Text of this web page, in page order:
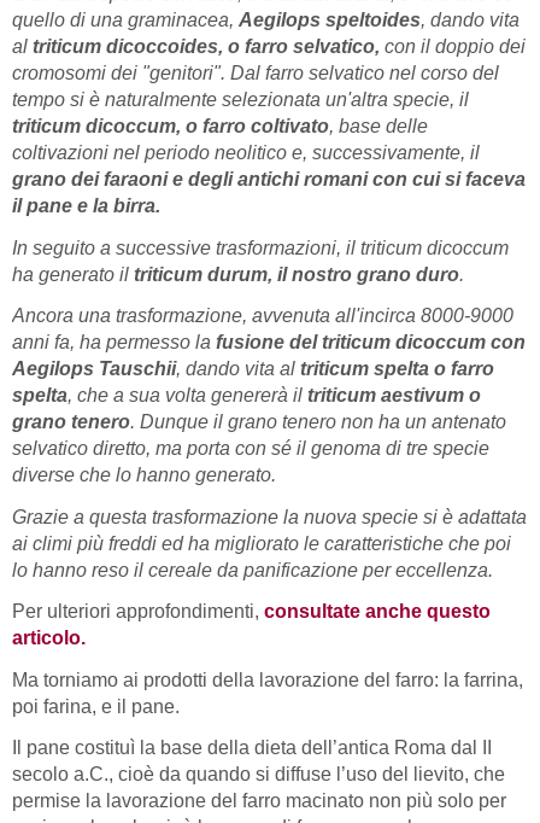
quello di una graminacea, Aegilops speltoides, dando vita
al triticum dicoccoides, o farro selvatico, con il doppio dei
cromosomi dei "genitori". Dal farro selvatico nel corso del
tempo si è naturalmente selezionata un'altra specie, il
triticum dicoccum, o farro coltivato, base delle
coltivazioni nel periodo neolitico e, successivamente, il
grano dei faraoni e degli antichi romani con cui si faceva
il pane e la birra.
In seguito a successive trasformazioni, il triticum dicoccum
ha generato il triticum durum, il nostro grano duro.
Ancora una trasformazione, avvenuta all'incirca 8000-9000
anni fa, ha permesso la fusione del triticum dicoccum con
Aegilops Tauschii, dando vita al triticum spelta o farro
spelta, che a sua volta genererà il triticum aestivum o
grano tenero. Dunque il grano tenero non ha un antenato
selvatico diretto, ma porta con sé il genoma di tre specie
diverse che lo hanno generato.
Grazie a questa trasformazione la nuova specie si è adattata
ai climi più freddi ed ha migliorato le caratteristiche che poi
lo hanno reso il cereale da panificazione per eccellenza.
Per ulteriori approfondimenti, consultate anche questo
articolo.
Ma torniamo ai prodotti della lavorazione del farro: la farrina,
poi farina, e il pane.
Il pane costituì la base della dieta dell’antica Roma dal II
secolo a.C., cioè da quando si diffuse l’uso del lievito, che
permise la lavorazione del farro macinato non più solo per